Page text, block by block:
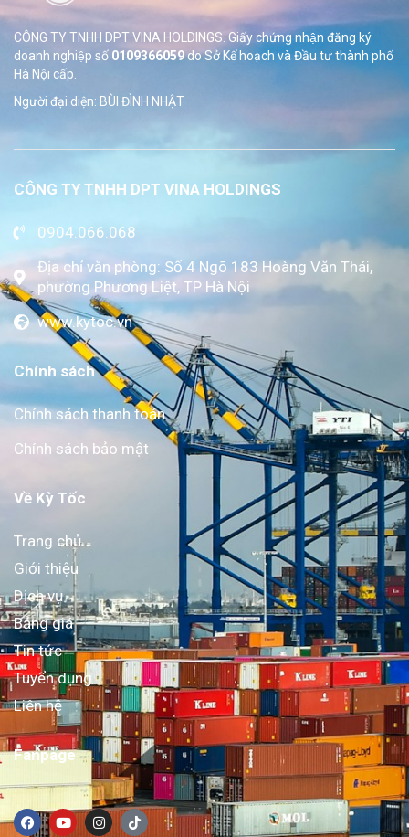
CÔNG TY TNHH DPT VINA HOLDINGS. Giấy chứng nhận đăng ký
doanh nghiệp số 0109366059do SởKế hoạch và Đầu tư thành phố
Hà Nội cấp.
Người đại diện: BÙI ĐÌNH NHẬT
CÔNG TY TNHH DPT VINA HOLDINGS
0904.066.068
Địa chỉ văn phòng: Số 4 Ngõ 183 Hoàng Văn Thái,
phường Phương Liệt, TP Hà Nội
www.kytoc.vn
Chính sách
Chính sách thanh toán
Chính sách bảo mật
Về Kỳ Tốc
Trang chủ
Giới thiệu
Dịch vụ
Bảng giá
Tin tức
Tuyển dụng
Liên hệ
Fanpage